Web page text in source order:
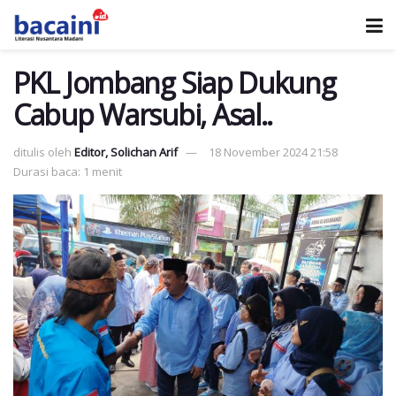
PKL Jombang Siap Dukung
Cabup Warsubi, Asal..
ditulis oleh Editor, Solichan Arif
18 November 2024 21:58
Durasi baca: 1 menit